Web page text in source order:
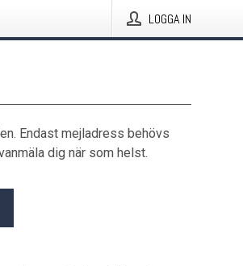
LOGGA IN
Endast mejladress behövs
dig när som helst.